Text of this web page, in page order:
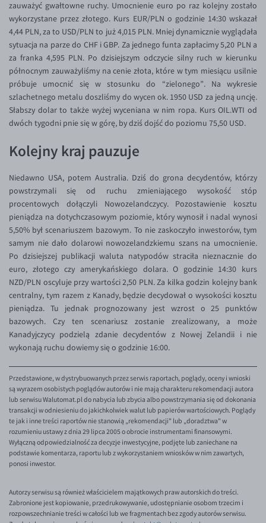
EUR/USD
EUR/GBP
EUR/CHF
EUR/CZK
EUR/DKK
EUR/NOK
EUR/SEK
EUR/AUD
EUR/CAD
EUR/CNY
EUR/HUF
EUR/ILS
EUR/JPY
EUR/NZD
EUR/RON
EUR/SGD
EUR/ZAR
GBP/USD
USD/CHF
GBP/CHF
zauważyć gwałtowne ruchy. Umocnienie euro po raz kolejny zostało
wykorzystane przez złotego. Kurs EUR/PLN o godzinie 14:30 wskazał
4,44 PLN, za to USD/PLN to już 4,015 PLN. Mniej dynamicznie wyglądała
sytuacja na parze do CHF i GBP. Za jednego funta zapłacimy 5,20 PLN a
za franka 4,595 PLN. Po dzisiejszym odczycie silny ruch w kierunku
północnym zauważyliśmy na cenie złota, które w tym miesiącu usilnie
próbuje umocnić się w stosunku do “zielonego”. Na wykresie
szlachetnego metalu doszliśmy do wycen ok. 1950 USD za jedną uncję.
Słabszy dolar to także wyżej wyceniana w nim ropa. Kurs OIL.WTI od
dwóch tygodni pnie się w górę, by dziś dojść do poziomu 75,50 USD.
Kolejny kraj pauzuje
Niedawno USA, potem Australia. Dziś do grona decydentów, którzy
powstrzymali się od ruchu zmieniającego wysokość stóp
procentowych dołączyli Nowozelandczycy. Pozostawienie kosztu
pieniądza na dotychczasowym poziomie, który wynosił i nadal wynosi
5,50% był scenariuszem bazowym. To nie zaskoczyło inwestorów, tym
samym nie dało dolarowi nowozelandzkiemu szans na umocnienie.
Po dzisiejszej publikacji waluta natypodów straciła nieznacznie do
euro, złotego czy amerykańskiego dolara. O godzinie 14:30 kurs
NZD/PLN oscyluje przy wartości 2,50 PLN. Za kilka godzin kolejny bank
centralny, tym razem z Kanady, będzie decydował o wysokości kosztu
pieniądza. Tu jednak prognozowany jest wzrost o 25 punktów
bazowych. Czy ten scenariusz zostanie zrealizowany, a może
Kanadyjczycy podzielą zdanie decydentów z Nowej Zelandii i nie
wykonają ruchu dowiemy się o godzinie 16:00.
Przedstawione, w dystrybuowanych przez serwis raportach, poglądy, oceny i wnioski
są wyrazem osobistych poglądów autorów i nie mają charakteru rekomendacji autora
lub serwisu Walutomat.pl do nabycia lub zbycia albo powstrzymania się od dokonania
transakcji w odniesieniu do jakichkolwiek walut lub papierów wartościowych. Poglądy
te jak i inne treści raportów nie stanowią „rekomendacji" lub „doradztwa" w
rozumieniu ustawy z dnia 29 lipca 2005 o obrocie instrumentami finansowymi.
Wyłączną odpowiedzialność za decyzje inwestycyjne, podjęte lub zaniechane na
podstawie komentarza, raportu lub z wykorzystaniem wniosków w nim zawartych,
ponosi inwestor.
Autorzy serwisu są również właścicielem majątkowych praw autorskich do treści.
Zabronione jest kopiowanie, przedrukowywanie, udostępnianie osobom trzecim i
rozpowszechnianie treści w całości lub we fragmentach bez zgody autorów serwisu.